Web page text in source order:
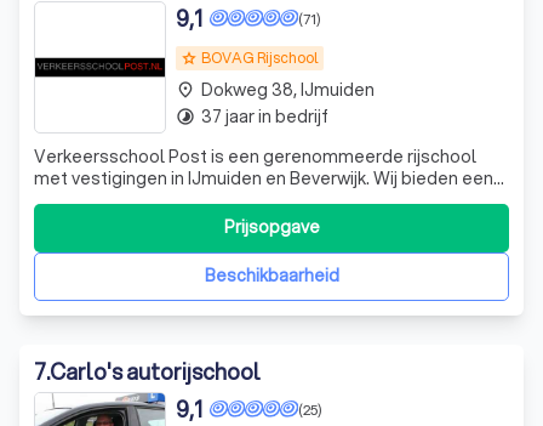
grade BOVAG Rijschool
(71)
9,1
Verkeersschool Post is een gerenommeerde rijschool
met vestigingen in IJmuiden en Beverwijk. Wij bieden een
breed scala aan rijopleidingen en theoriecursussen voor
auto, motor, vrachtwagen, bromfiets, scooter en
aanhanger. Onze missie is om u op een veilige en
verantwoorde manier te begeleiden naar
Beschikbaarheid
Prijsopgave
place Dokweg 38, IJmuiden
timelapse 37 jaar in bedrijf
7.Carlo's autorijschool
(25)
9,1